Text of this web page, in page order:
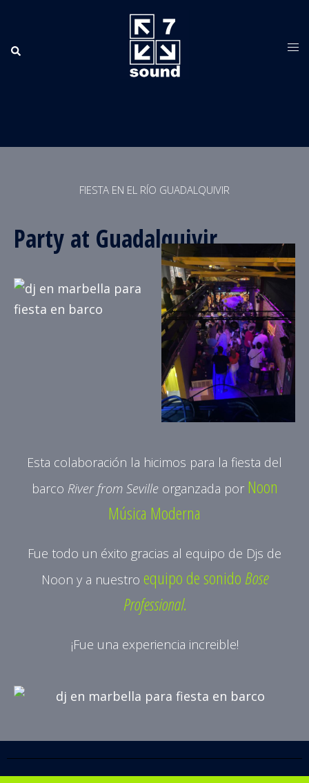
FIESTA EN EL RÍO GUADALQUIVIR
Party at Guadalquivir
Esta colaboración la hicimos para la fiesta del
barco River from Sevilleorganzada por Noon
Música Moderna
Fue todo un éxito gracias al equipo de Djs de
Noon y a nuestro equipo de sonido Bose
Professional.
¡Fue una experiencia increible!